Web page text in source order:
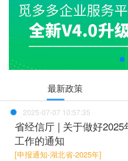
最新政策
2025-07-07 10:57:35
省经信厅 | 关于做好
工作的通知
[申报通知-湖北省-2025年]